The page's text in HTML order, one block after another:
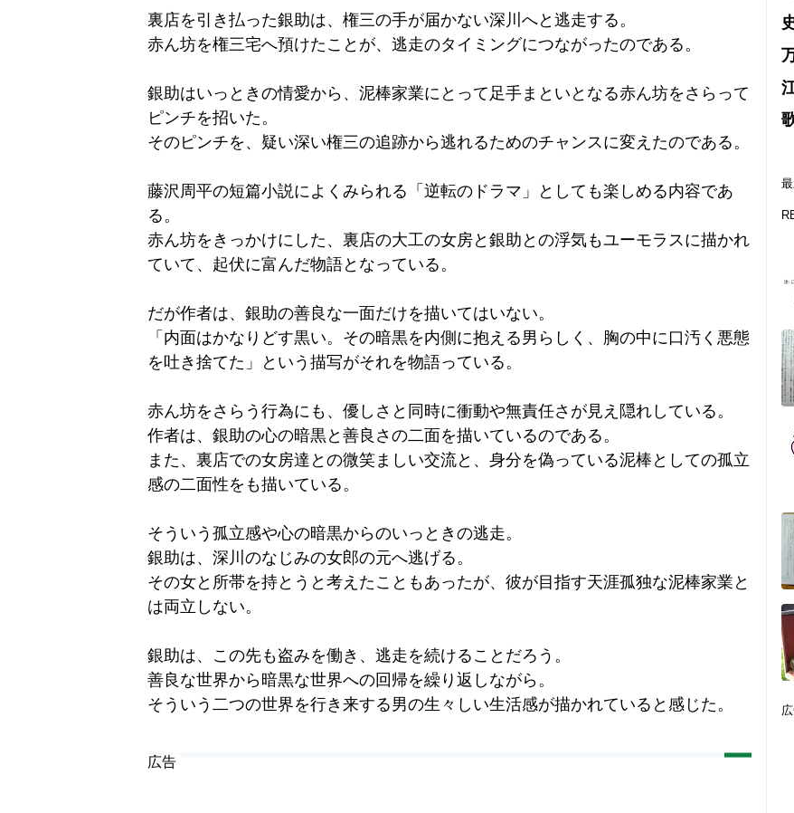
裏店を引き払った銀助は、権三の手が届かない深川へと逃走する。
赤ん坊を権三宅へ預けたことが、逃走のタイミングにつながったのである。
銀助はいっときの情愛から、泥棒家業にとって足手まといとなる赤ん坊をさらって
ピンチを招いた。
そのピンチを、疑い深い権三の追跡から逃れるためのチャンスに変えたのである。
藤沢周平の短篇小説によくみられる「逆転のドラマ」としても楽しめる内容であ
る。
赤ん坊をきっかけにした、裏店の大工の女房と銀助との浮気もユーモラスに描かれ
ていて、起伏に富んだ物語となっている。
だが作者は、銀助の善良な一面だけを描いてはいない。
「内面はかなりどす黒い。その暗黒を内側に抱える男らしく、胸の中に口汚く悪態
を吐き捨てた」という描写がそれを物語っている。
赤ん坊をさらう行為にも、優しさと同時に衝動や無責任さが見え隠れしている。
作者は、銀助の心の暗黒と善良さの二面を描いているのである。
また、裏店での女房達との微笑ましい交流と、身分を偽っている泥棒としての孤立
感の二面性をも描いている。
そういう孤立感や心の暗黒からのいっときの逃走。
銀助は、深川のなじみの女郎の元へ逃げる。
その女と所帯を持とうと考えたこともあったが、彼が目指す天涯孤独な泥棒家業と
は両立しない。
銀助は、この先も盗みを働き、逃走を続けることだろう。
善良な世界から暗黒な世界への回帰を繰り返しながら。
そういう二つの世界を行き来する男の生々しい生活感が描かれていると感じた。
広告